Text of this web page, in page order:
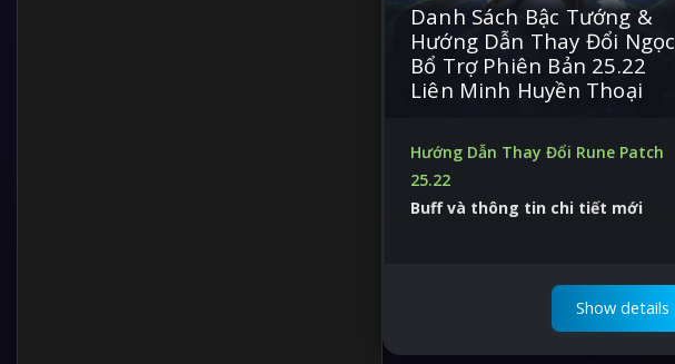
Danh Sách Bậc Tướng &
Hướng Dẫn Thay Đổi Ngọc
Bổ Trợ Phiên Bản 25.22
Liên Minh Huyền Thoại
Hướng Dẫn Thay Đổi Rune Patch
25.22
Buff và thông tin chi tiết mới
Show details